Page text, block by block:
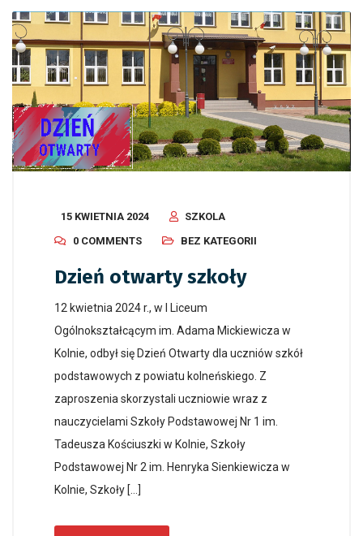
15 KWIETNIA 2024
SZKOLA
0 COMMENTS
BEZ KATEGORII
Dzień otwarty szkoły
12 kwietnia 2024 r., w I Liceum
Ogólnokształcącym im. Adama Mickiewicza w
Kolnie, odbył się Dzień Otwarty dla uczniów szkół
podstawowych z powiatu kolneńskiego. Z
zaproszenia skorzystali uczniowie wraz z
nauczycielami Szkoły Podstawowej Nr 1 im.
Tadeusza Kościuszki w Kolnie, Szkoły
Podstawowej Nr 2 im. Henryka Sienkiewicza w
Kolnie, Szkoły […]